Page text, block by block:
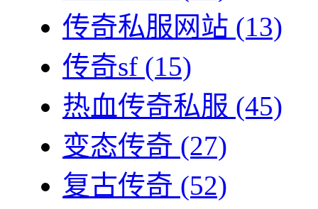
传奇私服网站 (13)
传奇sf (15)
热血传奇私服 (45)
变态传奇 (27)
复古传奇 (52)